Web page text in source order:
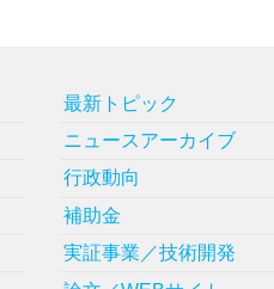
最新トピック
ニュースアーカイブ
行政動向
補助金
実証事業／技術開発